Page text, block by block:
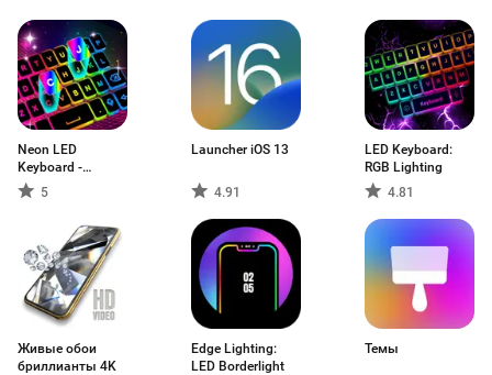
Neon LED
Keyboard -
клавиатура
5
Launcher iOS 13
4.91
LED Keyboard:
RGB Lighting
4.81
Живые обои
бриллианты 4K
Edge Lighting:
LED Borderlight
Темы